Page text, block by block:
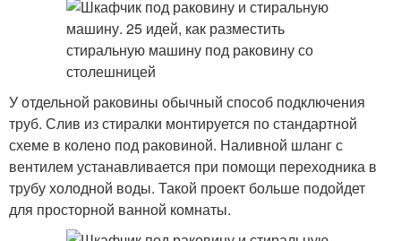
У отдельной раковины обычный способ подключения
труб. Слив из стиралки монтируется по стандартной
схеме в колено под раковиной. Наливной шланг с
вентилем устанавливается при помощи переходника в
трубу холодной воды. Такой проект больше подойдет
для просторной ванной комнаты.